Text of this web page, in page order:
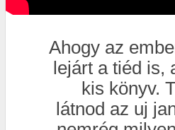
Ahogy az
lejárt a tiéd is,
kis könyv.
látnod az uj